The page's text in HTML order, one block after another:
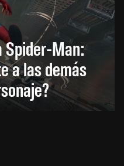
Spider-Man:
a las demás